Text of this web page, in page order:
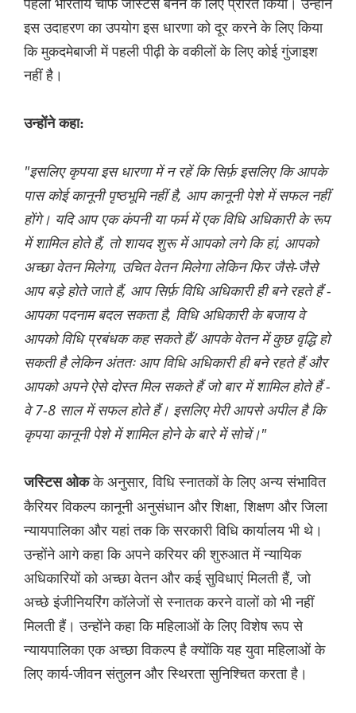
इस उदाहरण का उपयोग इस धारणा को दूर करने के लिए किया
कि मुकदमेबाजी में पहली पीढ़ी के वकीलों के लिए कोई गुंजाइश
नहीं है।
उन्होंने कहा:
"इसलिए कृपया इस धारणा में न रहें कि सिर्फ़ इसलिए कि आपके
पास कोई कानूनी पृष्ठभूमि नहीं है, आप कानूनी पेशे में सफल नहीं
होंगे। यदि आप एक कंपनी या फर्म में एक विधि अधिकारी के रूप
में शामिल होते हैं, तो शायद शुरू में आपको लगे कि हां, आपको
अच्छा वेतन मिलेगा, उचित वेतन मिलेगा लेकिन फिर जैसे-जैसे
आप बड़े होते जाते हैं, आप सिर्फ़ विधि अधिकारी ही बने रहते हैं -
आपका पदनाम बदल सकता है, विधि अधिकारी के बजाय वे
आपको विधि प्रबंधक कह सकते हैं/ आपके वेतन में कुछ वृद्धि हो
सकती है लेकिन अंततः आप विधि अधिकारी ही बने रहते हैं और
आपको अपने ऐसे दोस्त मिल सकते हैं जो बार में शामिल होते हैं -
वे 7-8 साल में सफल होते हैं। इसलिए मेरी आपसे अपील है कि
कृपया कानूनी पेशे में शामिल होने के बारे में सोचें।"
जस्टिस ओकके अनुसार, विधि स्नातकों के लिए अन्य संभावित
कैरियर विकल्प कानूनी अनुसंधान और शिक्षा, शिक्षण और जिला
न्यायपालिका और यहां तक कि सरकारी विधि कार्यालय भी थे।
उन्होंने आगे कहा कि अपने करियर की शुरुआत में न्यायिक
अधिकारियों को अच्छा वेतन और कई सुविधाएं मिलती हैं, जो
अच्छे इंजीनियरिंग कॉलेजों से स्नातक करने वालों को भी नहीं
मिलती हैं। उन्होंने कहा कि महिलाओं के लिए विशेष रूप से
न्यायपालिका एक अच्छा विकल्प है क्योंकि यह युवा महिलाओं के
लिए कार्य-जीवन संतुलन और स्थिरता सुनिश्चित करता है।